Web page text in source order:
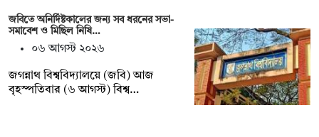
জবিতে অনির্দিষ্টকালের জন্য সব ধরনের সভা-
সমাবেশ ও মিছিল নিষি…
০৬ আগস্ট ২০২৬
জগন্নাথ বিশ্ববিদ্যালয়ে (জবি) আজ
বৃহস্পতিবার (৬ আগস্ট) বিশ্ব…